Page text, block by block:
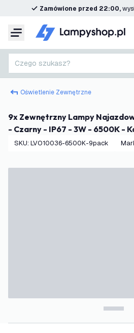
Zamówione przed 22:00,
Menu
Czego szukasz?
Oświetlenie Zewnętrzne
9x Zewnętrzny Lampy Najazdowe LED - Kwadratowy
- Czarny - IP67 - 3W - 6500K -
SKU: LVO10036-6500K-9pack